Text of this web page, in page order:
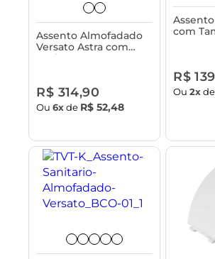
Assento Almofadado
Versato Astra com
Fechamento Suave e
R$ 314,90
Ou6xde R$ 52,48
com
Vasos
R$
Ou2xde